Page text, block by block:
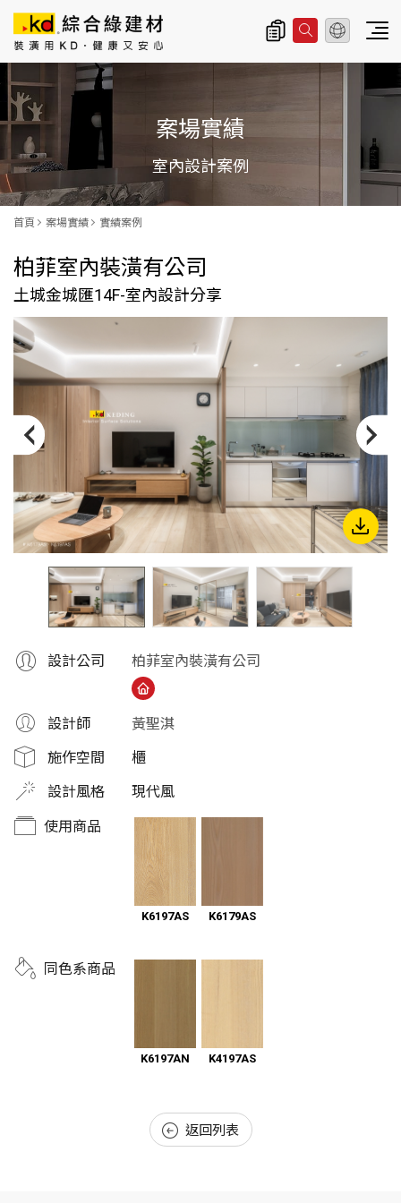
主
導
覽
|
K
D
科
定
企
業
股
份
有
限
公
司
案場實績
室內設計案例
首頁 案場實績 實績案例
柏菲室內裝潢有公司
土城金城匯14F-室內設計分享
設計公司 柏菲室內裝潢有公司
設計師 黃聖淇
施作空間 櫃
設計風格 現代風
使用商品
K6197AS K6179AS
同色系商品
K6197AN K4197AS
返回列表
總公司資訊